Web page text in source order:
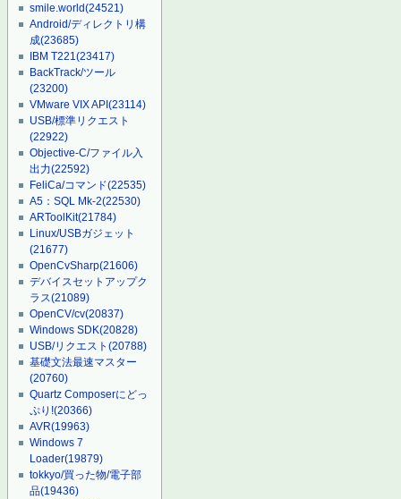
smile.world(24521)
Android/ディレクトリ構
成(23685)
IBM T221(23417)
BackTrack/ツール
(23200)
VMware VIX API(23114)
USB/標準リクエスト
(22922)
Objective-C/ファイル入
出力(22592)
FeliCa/コマンド(22535)
A5：SQL Mk-2(22530)
ARToolKit(21784)
Linux/USBガジェット
(21677)
OpenCvSharp(21606)
デバイスセットアップク
ラス(21089)
OpenCV/cv(20837)
Windows SDK(20828)
USB/リクエスト(20788)
基礎文法最速マスター
(20760)
Quartz Composerにどっ
ぷり!(20366)
AVR(19963)
Windows 7
Loader(19879)
tokkyo/買った物/電子部
品(19436)